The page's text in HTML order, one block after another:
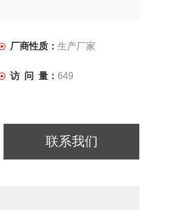
厂商性质： 生产厂家
访 问 量： 649
联系我们